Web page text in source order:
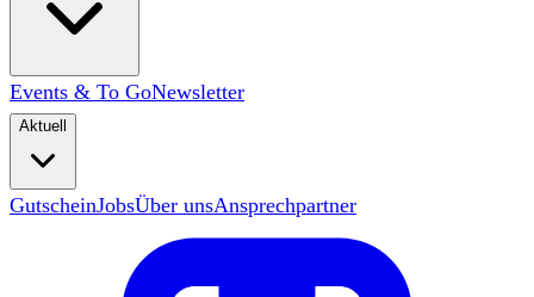
Events & To GoNewsletter
Aktuell
GutscheinJobsÜber unsAnsprechpartner